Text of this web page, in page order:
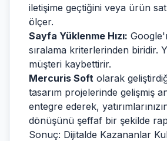
iletişime geçtiğini veya ürün
ölçer.
Sayfa Yüklenme Hızı:
sıralama kriterlerinden biridir.
müşteri kaybettirir.
Mercuris Soft olarak
tasarım projelerinde gelişmiş
entegre ederek,
dönüşünü şeffaf bir şekilde
Sonuç: Dijitalde Kazananlar